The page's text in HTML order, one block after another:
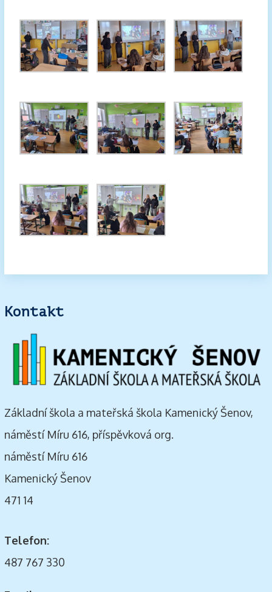
Kontakt
Základní škola a mateřská škola Kamenický Šenov,
náměstí Míru 616, příspěvková org.
náměstí Míru 616
Kamenický Šenov
471 14
Telefon:
487 767 330